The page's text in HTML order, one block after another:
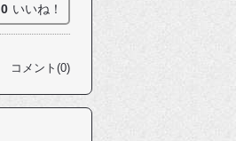
0 いいね！
コメント(0)